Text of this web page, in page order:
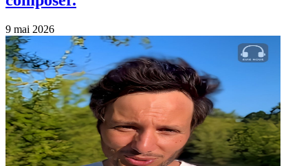
9 mai 2026